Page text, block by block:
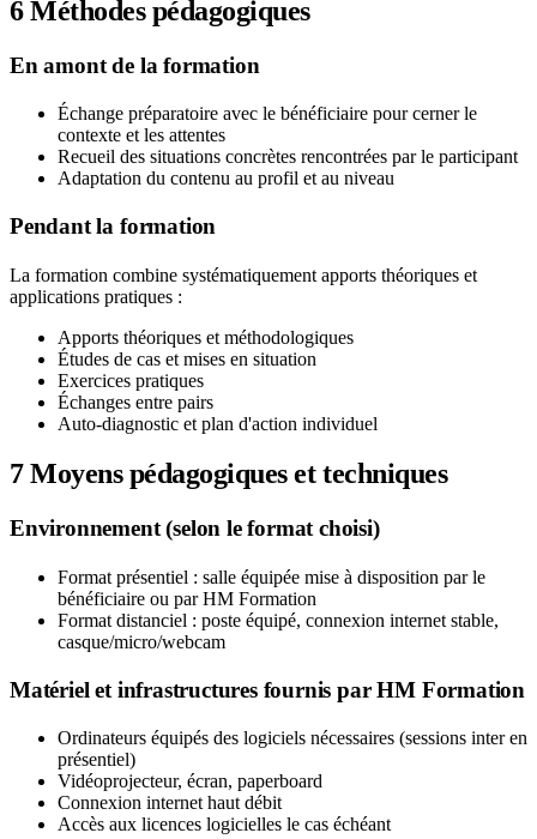
6Méthodes pédagogiques
En amont de la formation
Échange préparatoire avec le bénéficiaire pour cerner le
contexte et les attentes
Recueil des situations concrètes rencontrées par le participant
Adaptation du contenu au profil et au niveau
Pendant la formation
La formation combine systématiquement apports théoriques et
applications pratiques :
Apports théoriques et méthodologiques
Études de cas et mises en situation
Exercices pratiques
Échanges entre pairs
Auto-diagnostic et plan d'action individuel
7Moyens pédagogiques et techniques
Environnement (selon le format choisi)
Format présentiel : salle équipée mise à disposition par le
bénéficiaire ou par HM Formation
Format distanciel : poste équipé, connexion internet stable,
casque/micro/webcam
Matériel et infrastructures fournis par HM Formation
Ordinateurs équipés des logiciels nécessaires (sessions inter en
présentiel)
Vidéoprojecteur, écran, paperboard
Connexion internet haut débit
Accès aux licences logicielles le cas échéant